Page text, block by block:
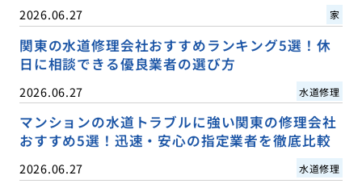
2026.06.27 家
関東の水道修理会社おすすめランキング5選！休
日に相談できる優良業者の選び方
2026.06.27 水道修理
マンションの水道トラブルに強い関東の修理会社
おすすめ5選！迅速・安心の指定業者を徹底比較
2026.06.27 水道修理